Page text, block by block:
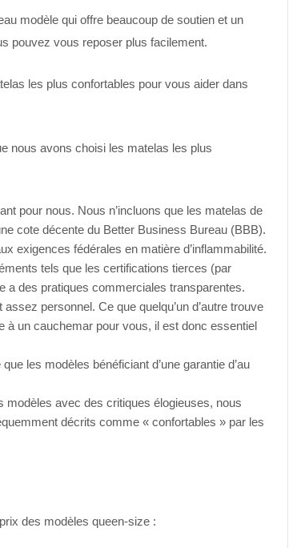
modèle qui offre beaucoup de soutien et un
pouvez vous reposer plus facilement.
les plus confortables pour vous aider dans
nous avons choisi les matelas les plus
pour nous. Nous n’incluons que les matelas de
cote décente du Better Business Bureau (BBB).
exigences fédérales en matière d’inflammabilité.
tels que les certifications tierces (par
a des pratiques commerciales transparentes.
personnel. Ce que quelqu’un d’autre trouve
à un cauchemar pour vous, il est donc essentiel
les modèles bénéficiant d’une garantie d’au
modèles avec des critiques élogieuses, nous
décrits comme « confortables » par les
des modèles queen-size :